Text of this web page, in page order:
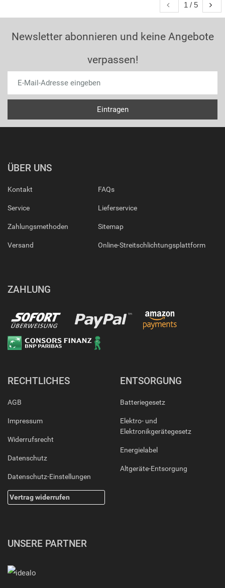
1 / 5
Newsletter abonnieren und keine Angebote
verpassen!
ÜBER UNS
Kontakt
Service
Zahlungsmethoden
Versand
FAQs
Lieferservice
Sitemap
Online-Streitschlichtungsplattform
ZAHLUNG
RECHTLICHES
AGB
Impressum
Widerrufsrecht
Datenschutz
Datenschutz-Einstellungen
Vertrag widerrufen
ENTSORGUNG
Batteriegesetz
Elektro- und
Elektronikgerätegesetz
Energielabel
Altgeräte-Entsorgung
UNSERE PARTNER